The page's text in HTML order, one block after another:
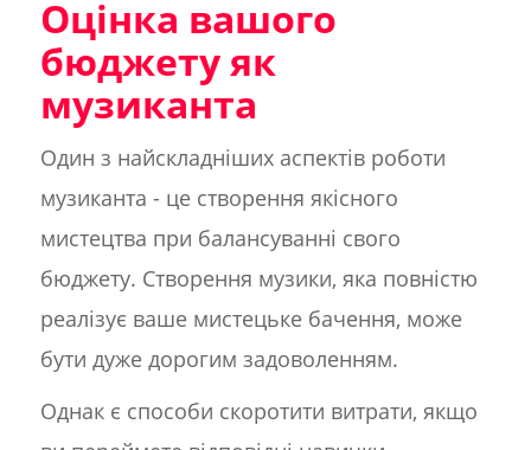
Оцінка вашого
бюджету як
музиканта
Один з найскладніших аспектів роботи
музиканта - це створення якісного
мистецтва при балансуванні свого
бюджету. Створення музики, яка повністю
реалізує ваше мистецьке бачення, може
бути дуже дорогим задоволенням.
Однак є способи скоротити витрати, якщо